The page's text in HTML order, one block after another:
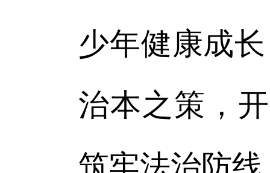
少年健康成
治本之策，
筑牢法治防线